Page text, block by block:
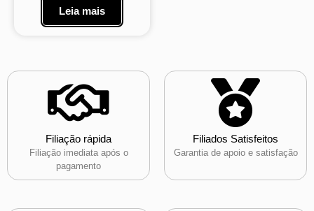
Leia mais
Filiação rápida
Filiação imediata após o
pagamento
Filiados Satisfeitos
Garantia de apoio e satisfação